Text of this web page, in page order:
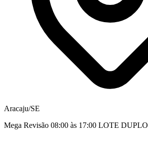
Aracaju/SE
Mega Revisão 08:00 às 17:00 LOTE DUPLO